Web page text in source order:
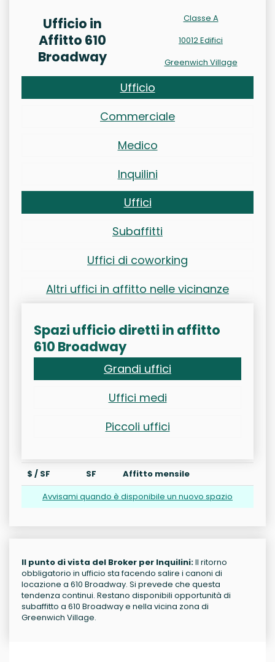
Ufficio in
Affitto 610
Broadway
Classe A
10012 Edifici
Greenwich Village
Ufficio
Commerciale
Medico
Inquilini
Uffici
Subaffitti
Uffici di coworking
Altri uffici in affitto nelle vicinanze
Spazi ufficio diretti in affitto
610 Broadway
Grandi uffici
Uffici medi
Piccoli uffici
$ / SF SF
Affitto mensile
Avvisami quando è disponibile un nuovo spazio
Il punto di vista del Broker per Inquilini:Il ritorno
obbligatorio in ufficio sta facendo salire i canoni di
locazione a 610 Broadway. Si prevede che questa
tendenza continui. Restano disponibili opportunità di
subaffitto a 610 Broadway e nella vicina zona di
Greenwich Village.